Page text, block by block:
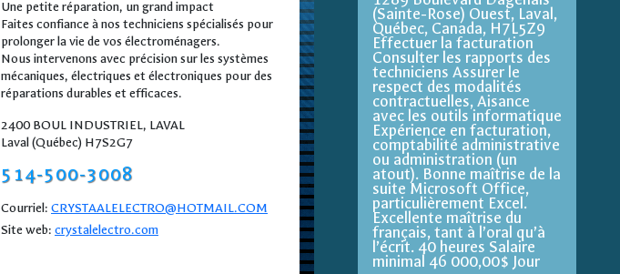
Une petite réparation, un grand impact
Faites confiance à nos techniciens spécialisés pour
prolonger la vie de vos électroménagers.
Nous intervenons avec précision sur les systèmes
mécaniques, électriques et électroniques pour des
réparations durables et efficaces.
2400 BOUL INDUSTRIEL, LAVAL
Laval (Québec) H7S2G7
514-500-3008
Courriel: CRYSTAALELECTRO@HOTMAIL.COM
Site web: crystalelectro.com
(Sainte-Rose) Ouest, Laval,
Québec, Canada, H7L5Z9
Effectuer la facturation
Consulter les rapports des
techniciens Assurer le
respect des modalités
contractuelles, Aisance
avec les outils informatique
Expérience en facturation,
comptabilité administrative
ou administration (un
atout). Bonne maîtrise de la
suite Microsoft Office,
particulièrement Excel.
Excellente maîtrise du
français, tant à l’oral qu’à
l’écrit. 40 heures Salaire
minimal 46 000,00$ Jour